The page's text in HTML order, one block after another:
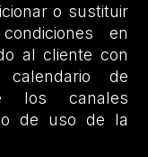
o sustituir
en
al cliente con
de
los canales
de uso de la